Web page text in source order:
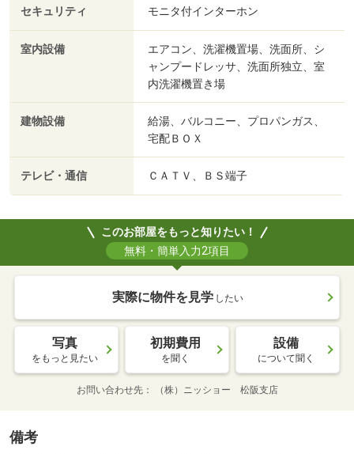
セキュリティ モニタ付インターホン
室内設備
エアコン、洗濯機置場、洗面所、シ
ャンプードレッサ、洗面所独立、室
内洗濯機置き場
建物設備
給湯、バルコニー、プロパンガス、
宅配ＢＯＸ
テレビ・通信 ＣＡＴＶ、ＢＳ端子
このお部屋をもっと知りたい！
無料・簡単入力2項目
実際に物件を見学 したい
写真
をもっと見たい
初期費用
を聞く
設備
について聞く
お問い合わせ先 （株）ニッショー 松阪支店
備考